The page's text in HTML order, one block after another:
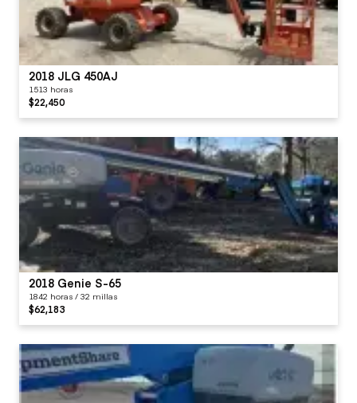
2018 JLG 450AJ
1513 horas
$22,450
2018 Genie S-65
1842 horas / 32 millas
$62,183